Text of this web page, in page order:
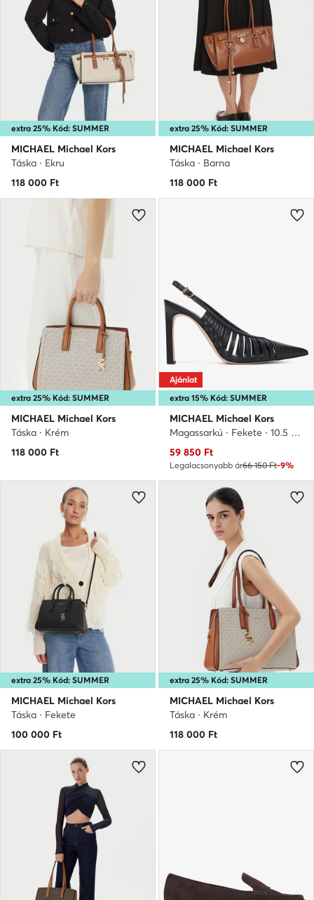
extra 25% Kód: SUMMER
MICHAEL Michael Kors
Táska · Ekru
118 000 Ft
extra 25% Kód: SUMMER
MICHAEL Michael Kors
Táska · Barna
118 000 Ft
extra 25% Kód: SUMMER
MICHAEL Michael Kors
Táska · Krém
118 000 Ft
extra 15% Kód: SUMMER
Ajánlat
MICHAEL Michael Kors
Magassarkú · Fekete · 10.5 cm
Aktuális ár
59 850 Ft
Legalacsonyabb ár66 150 Ft-9%
extra 25% Kód: SUMMER
MICHAEL Michael Kors
Táska · Fekete
100 000 Ft
extra 25% Kód: SUMMER
MICHAEL Michael Kors
Táska · Krém
118 000 Ft